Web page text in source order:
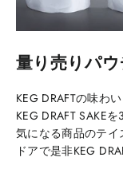
量り売りパウ
KEG DRAFTの味わ
KEG DRAFT SAKE
気になる商品のテ
ドアで是非KEG